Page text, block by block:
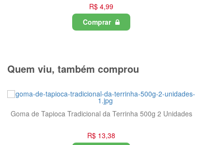
Quem viu, também comprou
da Terrinha 500g 2 Unidades